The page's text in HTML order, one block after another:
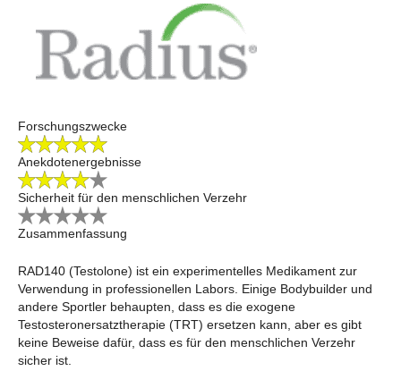
Forschungszwecke
Anekdotenergebnisse
Sicherheit für den menschlichen Verzehr
Zusammenfassung
RAD140 (Testolone) ist ein experimentelles Medikament zur
Verwendung in professionellen Labors. Einige Bodybuilder und
andere Sportler behaupten, dass es die exogene
Testosteronersatztherapie (TRT) ersetzen kann, aber es gibt
keine Beweise dafür, dass es für den menschlichen Verzehr
sicher ist.